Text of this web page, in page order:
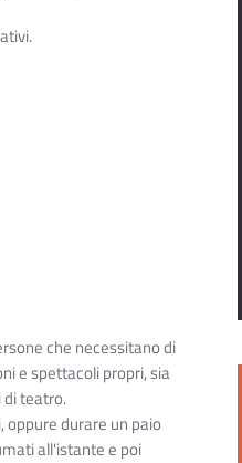
che necessitano di
e spettacoli propri, sia
di teatro.
oppure durare un paio
all'istante e poi